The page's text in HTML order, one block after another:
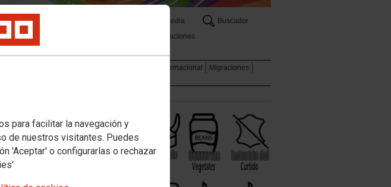
para facilitar la navegación y
de nuestros visitantes. Puedes
'Aceptar' o configurarlas o rechazar
Dónde estamos Multimedia
Buscador
Quiénes somos
Publicaciones
Internacional
Migraciones